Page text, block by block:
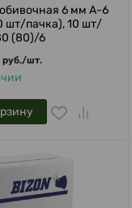
6 мм A-6
шт/пачка), 10 шт/
(80)/6
руб./шт.